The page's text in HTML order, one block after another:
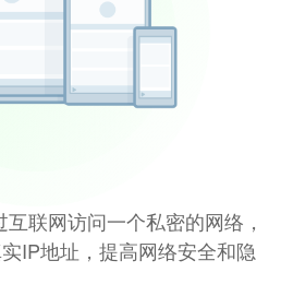
联网访问一个私密的网络，
IP地址，提高网络安全和隐